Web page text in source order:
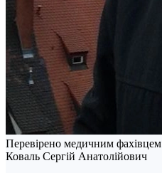
Перевірено медичним фахівцем
Коваль Сергій Анатолійович